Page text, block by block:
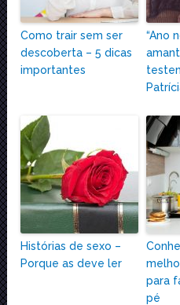
Como trair sem ser
descoberta – 5 dicas
importantes
“Ano
Histórias de sexo –
Porque as deve ler
para
pé